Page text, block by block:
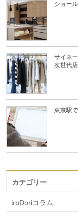
ショー
サイネ
次世代
東京駅
カテゴリー
iroDoriコラム